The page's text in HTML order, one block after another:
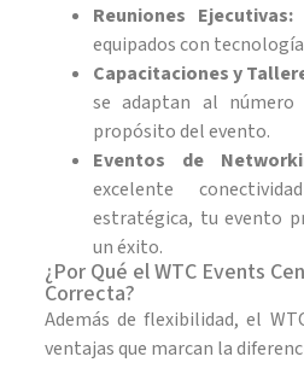
Reuniones Ejecutivas:
equipados con
Capacitaciones y
se adaptan al
propósito del evento.
Eventos de
excelente
estratégica, tu evento
un éxito.
¿Por Qué el WTC Events
Correcta?
Además de flexibilidad, el
ventajas que marcan la